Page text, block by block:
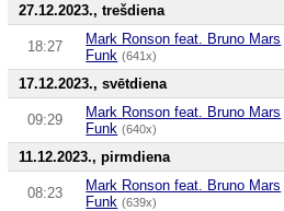
27.12.2023., trešdiena
18:27 Mark Ronson feat. Bruno Mars
Funk (641x)
17.12.2023., svētdiena
09:29 Mark Ronson feat. Bruno Mars
Funk (640x)
11.12.2023., pirmdiena
08:23 Mark Ronson feat. Bruno Mars
Funk (639x)